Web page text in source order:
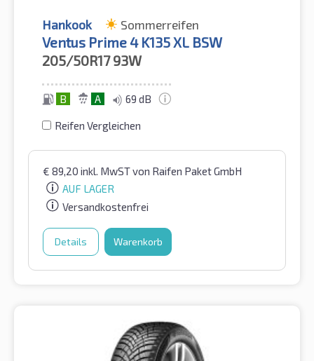
Hankook Sommerreifen
Ventus Prime 4 K135 XL BSW
205/50R17 93W
B A 69 dB
Reifen Vergleichen
€ 89,20 inkl. MwSTvon Raifen Paket GmbH
AUF LAGER
Versandkostenfrei
Details Warenkorb